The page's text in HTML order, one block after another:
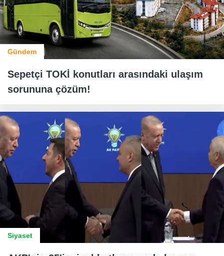
Gündem
Sepetçi TOKİ konutları arasındaki ulaşım
sorununa çözüm!
Siyaset